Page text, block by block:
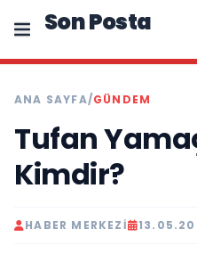
Son Posta
ANA SAYFA/GÜNDEM
Tufan
Kimdir?
HABER MERKEZI